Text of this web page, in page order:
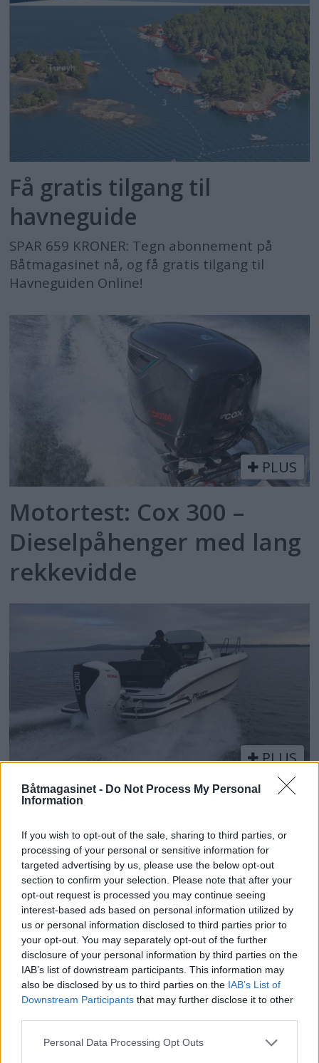
Båtmagasinet - Do Not Process My Personal
Information
If you wish to opt-out of the sale, sharing to third parties, or
processing of your personal or sensitive information for
targeted advertising by us, please use the below opt-out
section to confirm your selection. Please note that after your
opt-out request is processed you may continue seeing
interest-based ads based on personal information utilized by
us or personal information disclosed to third parties prior to
your opt-out. You may separately opt-out of the further
disclosure of your personal information by third parties on the
IAB’s list of downstream participants. This information may
also be disclosed by us to third parties on the IAB’s List of
Downstream Participants that may further disclose it to other
Personal Data Processing Opt Outs
Få gratis tilgang til
havneguide
SPAR 659 KRONER: Tegn abonnement på
Båtmagasinet nå, og få gratis tilgang til
Havneguiden Online!
PLUS
Motortest: Cox 300 –
Dieselpåhenger med lang
rekkevidde
PLUS
TEST: Honda BF200 –
Mange finesser
Topp 10: Disse båtene fikk